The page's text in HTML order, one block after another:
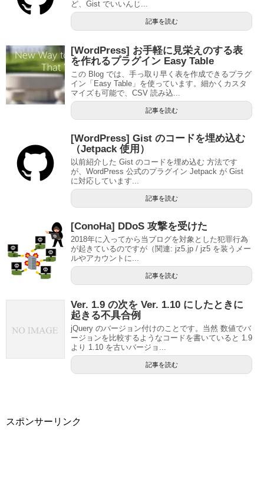
ど、Gist でいいんじ...
記事を読む
[WordPress] お手軽に見栄えのする表
を作れるプラグイン Easy Table
この Blog では、手っ取り早く表を作成できるプラグ
イン「Easy Table」を使っています。細かくカスタ
マイズも可能で、CSV 読み込...
記事を読む
[WordPress] Gist のコードを埋め込む
（Jetpack 使用）
以前紹介した Gist のコードを埋め込む 方法です
が、WordPress 公式のプラグイン Jetpack が Gist
に対応しています...
記事を読む
[ConoHa] DDoS 攻撃を受けた
2018年に入ってから当ブログを対象とした犯罪行為
が起きているのですが（関連: jz5.jp / jz5 を装うメー
ルやアカウントに...
記事を読む
Ver. 1.9 の次を Ver. 1.10 にしたときに
起きる不具合例
jQuery のバージョン付けのことです。当然 数値でバ
ージョンを比較するようなコードを書いていると 1.9
より 1.10 を古いバージョ...
記事を読む
スポンサーリンク